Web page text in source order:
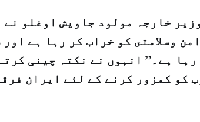
خارجہ مولود جاویش اوغلو
وسلامتى کو خراب کر رہا ہے
رہا ہے۔” انہوں نے نکتہ چینی
کو کمزور کرنے کے لئے ایران